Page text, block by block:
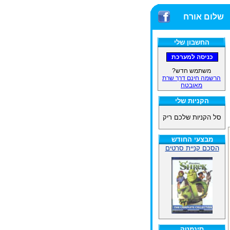
שלום אורח
החשבון שלי
משתמש חדש?
הרשמה חינם דרך שרת
מאובטח
הקניות שלי
סל הקניות שלכם ריק
מבצעי החודש
הסכם קניית סרטים